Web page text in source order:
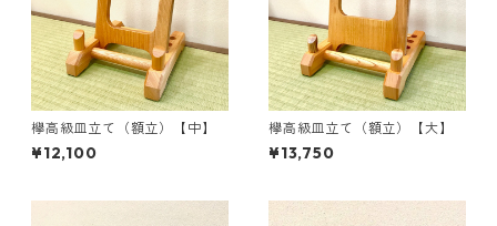
欅高級皿立て（額立）【中】
¥12,100
欅高級皿立て（額立）【大】
¥13,750